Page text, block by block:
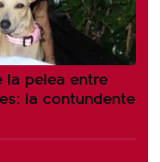
pelea entre
la contundente